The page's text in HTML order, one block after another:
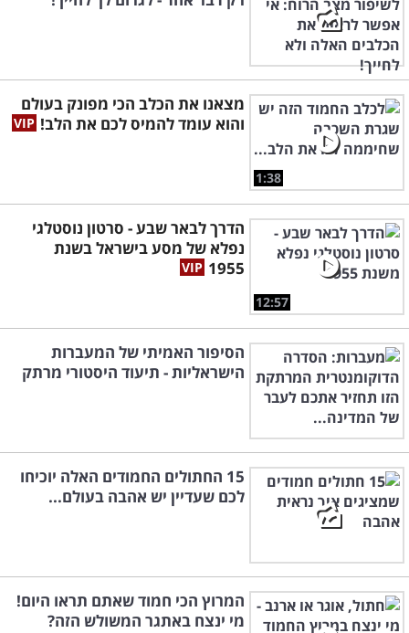
1:38
מצאנו את הכלב הכי מפונק בעולם
והוא עומד להמיס לכם את הלב!
12:57
הדרך לבאר שבע - סרטון נוסטלגי
נפלא של מסע בישראל בשנת
1955
הסיפור האמיתי של המעברות
הישראליות - תיעוד היסטורי מרתק
15 החתולים החמודים האלה יוכיחו
לכם שעדיין יש אהבה בעולם...
המרוץ הכי חמוד שאתם תראו היום!
מי ינצח באתגר המשולש הזה?